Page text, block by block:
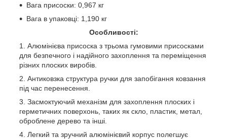
Вага присоски: 0,967 кг
Вага в упаковці: 1,190 кг
Особливості:
Алюмінієва присоска з трьома гумовими присосками
для безпечного і надійного захоплення та переміщення
різних плоских виробів.
Антиковзка структура ручки для запобігання ковзання
під час перенесення.
Засмоктуючий механізм для захоплення плоских і
герметичних поверхонь, таких як скло, пластик, метал,
оброблене дерево та інші.
Легкий та зручний алюмінієвий корпус полегшує